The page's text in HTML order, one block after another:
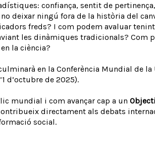
confiança, sentit de pertinença,
deixar ningú fora de la història del
freds? I com podem avaluar
les dinàmiques tradicionals? Com
la ciència?
en la Conferència Mundial de la
d’octubre de 2025).
mundial i com avançar cap a un
directament als debats
social.